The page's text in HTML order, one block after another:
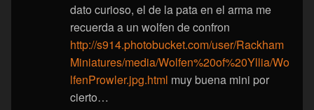
dato curioso, el de la pata en el arma me
recuerda a un wolfen de confron
http://s914.photobucket.com/user/Rackham
Miniatures/media/Wolfen%20of%20Yllia/Wo
lfenProwler.jpg.html muy buena mini por
cierto…